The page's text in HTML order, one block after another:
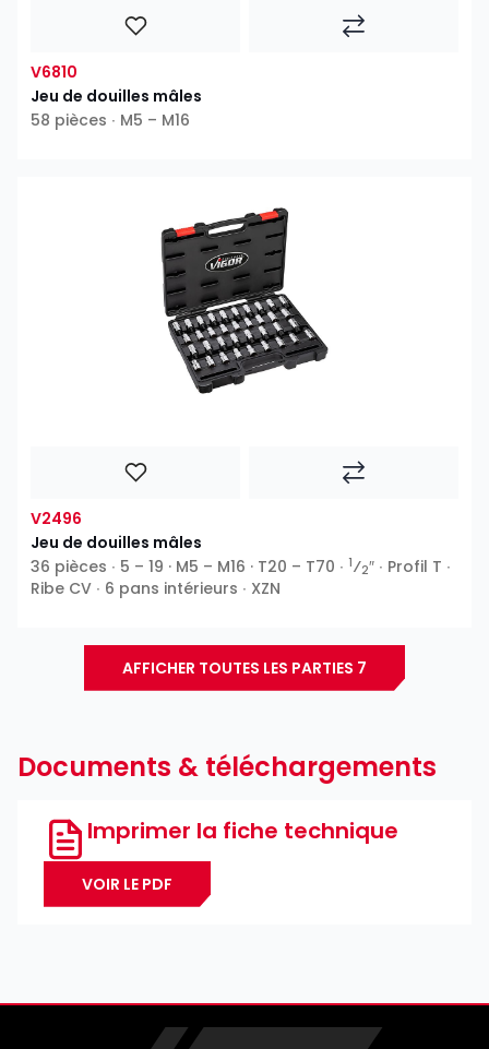
V6810
Jeu de douilles mâles
58 pièces ∙ M5 – M16
V2496
Jeu de douilles mâles
36 pièces ∙ 5 – 19 · M5 – M16 · T20 – T70 ∙ 1⁄2″ ∙ Profil T ∙
Ribe CV ∙ 6 pans intérieurs ∙ XZN
AFFICHER TOUTES LES PARTIES 7
Documents & téléchargements
Imprimer la fiche technique
VOIR LE PDF